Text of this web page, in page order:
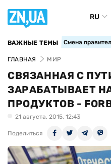
RU
ВАЖНЫЕ ТЕМЫ Смена
ГЛАВНАЯ МИР
СВЯЗАННАЯ С
ЗАРАБАТЫВАЕТ
ПРОДУКТОВ -
21 августа, 2015, 12:43
Поделиться